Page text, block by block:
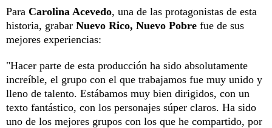
Para Carolina Acevedo, una de las protagonistas de esta
historia, grabar Nuevo Rico, Nuevo Pobre fue de sus
mejores experiencias:
"Hacer parte de esta producción ha sido absolutamente
increíble, el grupo con el que trabajamos fue muy unido y
lleno de talento. Estábamos muy bien dirigidos, con un
texto fantástico, con los personajes súper claros. Ha sido
uno de los mejores grupos con los que he compartido, por